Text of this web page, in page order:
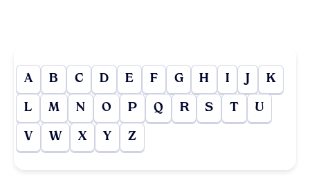
A B C D E F G H I J K
L M N O P Q R S T U
V W X Y Z